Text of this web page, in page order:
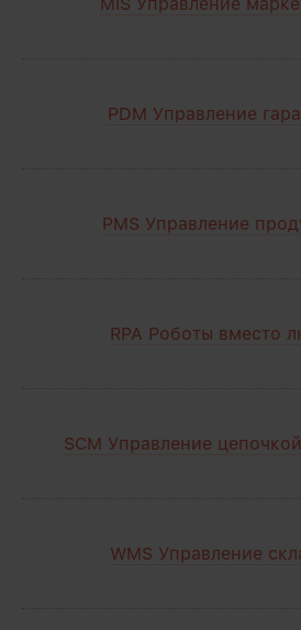
PDM Управление
PMS Управление
RPA Роботы вместо
SCM Управление
WMS Управление